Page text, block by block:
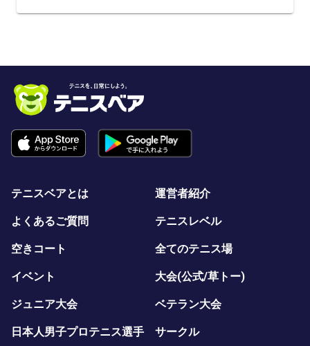
テニスベアとは 運営者紹介
よくあるご質問 テニスレベル
空きコート 全てのテニス場
イベント 大会(公式/草トー)
ジュニア大会 ベテラン大会
日本人男子プロテニス選手 サークル